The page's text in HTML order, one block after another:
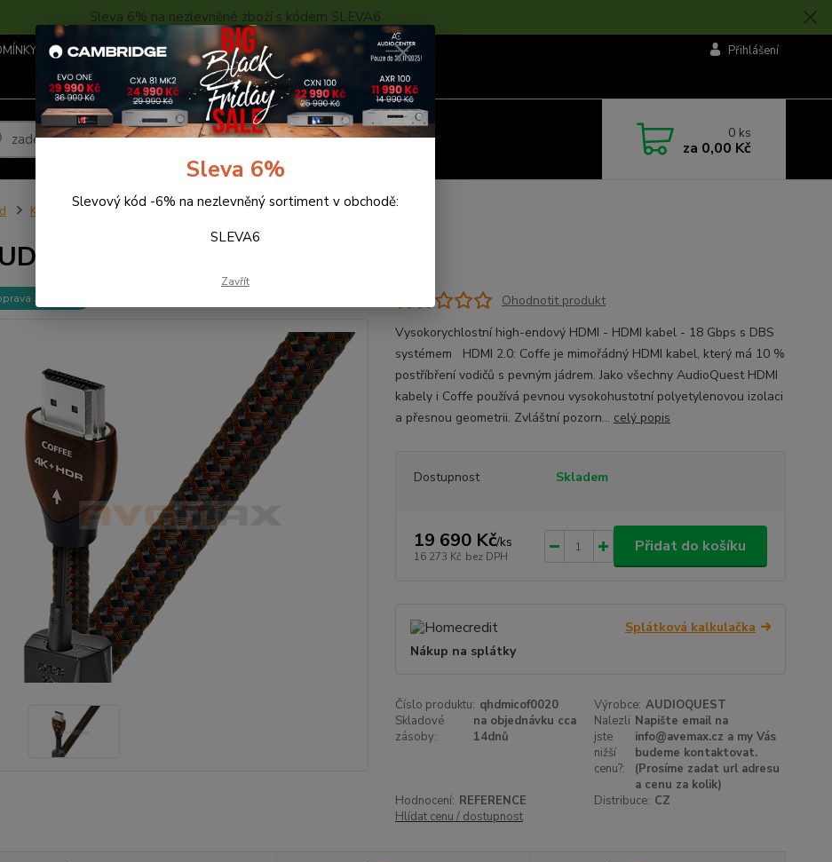
Sleva 6% na nezlevněné zboží s kódem SLEVA6
... KONTAKTY O NÁS
POPTÁVKA ZBOŽÍ - KALKULACE
Přihlášení
Hledat 0 ks
za 0,00 Kč
Kabely AUDIOQUEST HDMI COFFEE (2m)
HDMI COFFEE (2m)
ZDARMA
Ohodnotit produkt
Vysokorychlostní high-endový HDMI - HDMI kabel - 18 Gbps s DBS
systémem HDMI 2.0: Coffe je mimořádný HDMI kabel, který má 10 %
postříbření vodičů s pevným jádrem. Jako všechny AudioQuest HDMI
kabely i Coffe používá pevnou vysokohustotní polyetylenovou izolaci
a přesnou geometrii. Zvláštní pozorn... celý popis
Dostupnost Skladem
19 690 Kč/ks
16 273 Kč bez DPH
Přidat do košíku
Splátková kalkulačka
Nákup na splátky
Číslo produktu: qhdmicof0020 Výrobce: AUDIOQUEST
Skladové
zásoby:
na objednávku cca
14dnů
Nalezli
jste
nižší
cenu?:
Napište email na
info@avemax.cz a my Vás
budeme kontaktovat.
(Prosíme zadat url adresu
a cenu za kolik)
Hodnocení: REFERENCE Distribuce: CZ
Hlídat cenu / dostupnost
Sleva 6%
Slevový kód -6% na nezlevněný sortiment v obchodě:
SLEVA6
Zavřít